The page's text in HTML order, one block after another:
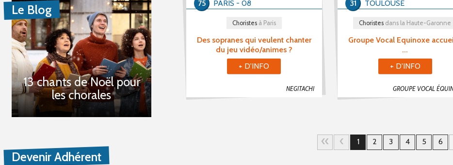
Des sopranes qui veulent chanter
du jeu vidéo/animes ?
NEGITACHI
Choristesà Paris
PARIS - 08
75
+ D'INFO
Groupe Vocal Equinoxe
...
GROUPE VOCAL
Choristes dans la Haute-Garonne
TOULOUSE
31
+ D'INFO
1 2 3 4 5 6
Le Blog
13 chants de Noël pour
les chorales
Devenir Adhérent